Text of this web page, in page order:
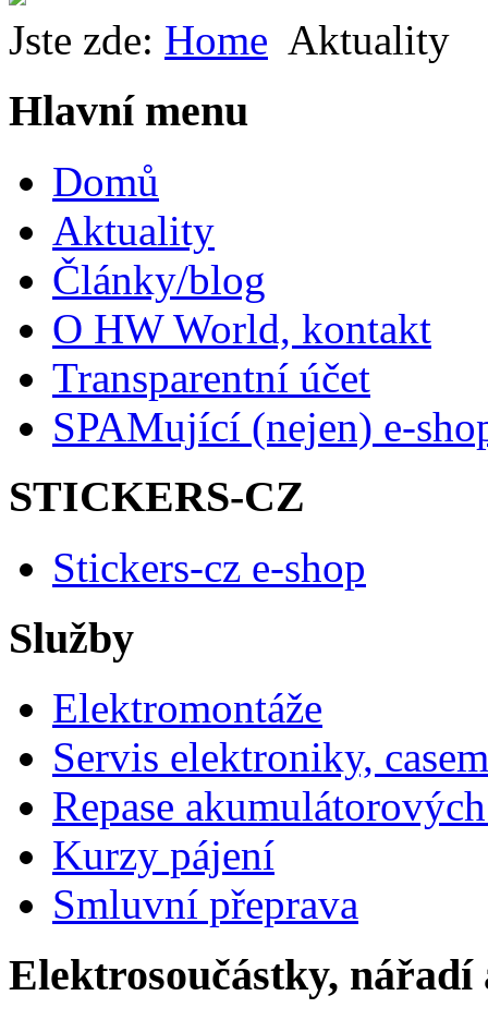
Jste zde: Home Aktuality
Hlavní menu
Domů
Aktuality
Články/blog
O HW World, kontakt
Transparentní účet
SPAMující (nejen) e-
STICKERS-CZ
Stickers-cz e-shop
Služby
Elektromontáže
Servis elektroniky,
Repase
Kurzy pájení
Smluvní přeprava
Elektrosoučástky, nářadí